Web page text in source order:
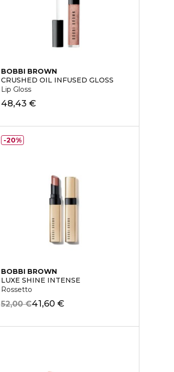
BOBBI BROWN
CRUSHED OIL INFUSED GLOSS
Lip Gloss
48,43 €
BOBBI BROWN
LUXE SHINE INTENSE
Rossetto
41,60 €
52,00 €
20%